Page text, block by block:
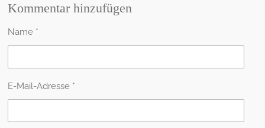
l
e
l
e
l
e
l
e
Kommentar hinzufügen
Name *
E-Mail-Adresse *